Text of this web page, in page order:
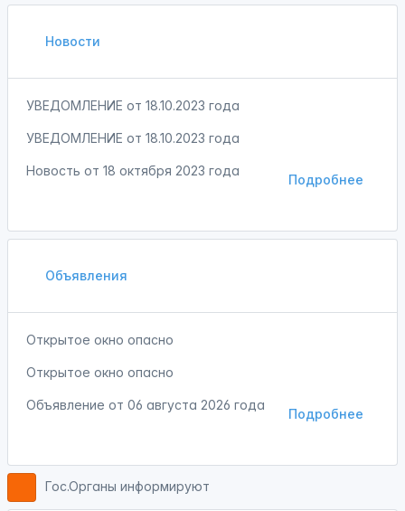
Новости
УВЕДОМЛЕНИЕ от 18.10.2023 года
УВЕДОМЛЕНИЕ от 18.10.2023 года
Подробнее
Новость от 18 октября 2023 года
Объявления
Открытое окно опасно
Открытое окно опасно
Подробнее
Объявление от 06 августа 2026 года
Гос.Органы информируют